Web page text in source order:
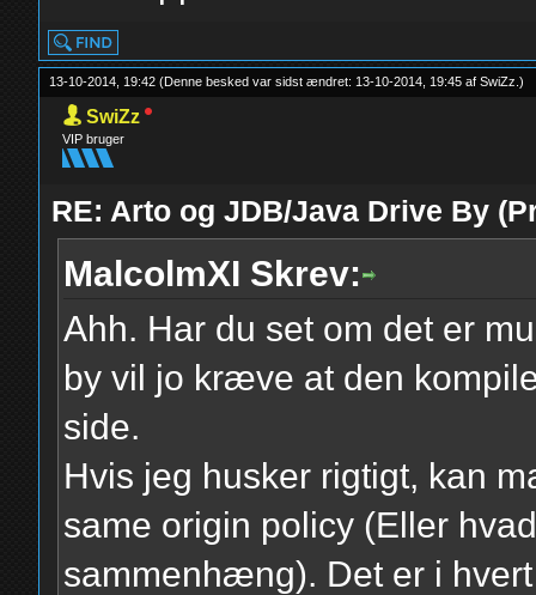
13-10-2014, 19:42(Denne besked var sidst ændret: 13-10-2014, 19:45 afSwiZz .)
SwiZz
VIP bruger
RE: Arto og JDB/Java Drive By
MalcolmXI Skrev:
Ahh. Har du set om det er
by vil jo kræve at den
side.
Hvis jeg husker rigtigt, kan
same origin policy (Eller
sammenhæng). Det er i